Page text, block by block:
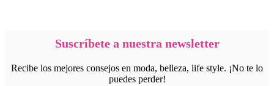
Suscríbete a nuestra newsletter
Recibe los mejores consejos en moda, belleza, life style. ¡No te lo
puedes perder!